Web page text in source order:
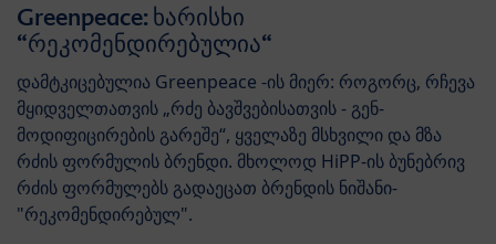
Greenpeace: ხარისხი
“რეკომენდირებულია“
დამტკიცებულია Greenpeace -ის მიერ: როგორც, რჩევა
მყიდველთათვის „რძე ბავშვებისათვის - გენ-
მოდიფიცირების გარეშე“, ყველაზე მსხვილი და მზა
რძის ფორმულის ბრენდი. მხოლოდ HiPP-ის ბუნებრივ
რძის ფორმულებს გადაეცათ ბრენდის ნიშანი-
"რეკომენდირებულ".